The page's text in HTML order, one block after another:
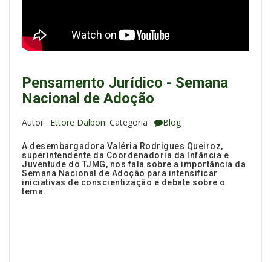
Pensamento Jurídico - Semana
Nacional de Adoção
Autor : Ettore Dalboni Categoria : Blog
A desembargadora Valéria Rodrigues Queiroz,
superintendente da Coordenadoria da Infância e
Juventude do TJMG, nos fala sobre a importância da
Semana Nacional de Adoção para intensificar
iniciativas de conscientização e debate sobre o
tema.